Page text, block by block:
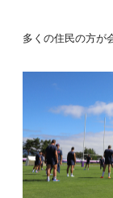
多くの住民の方が